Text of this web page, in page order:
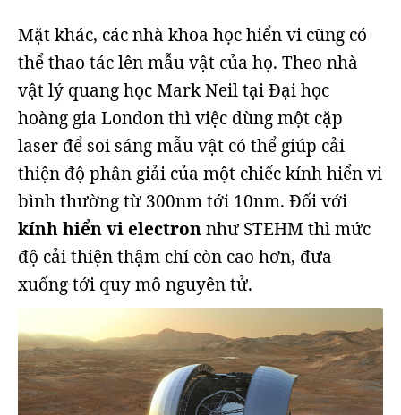
Mặt khác, các nhà khoa học hiển vi cũng có
thể thao tác lên mẫu vật của họ. Theo nhà
vật lý quang học Mark Neil tại Đại học
hoàng gia London thì việc dùng một cặp
laser để soi sáng mẫu vật có thể giúp cải
thiện độ phân giải của một chiếc kính hiển vi
bình thường từ 300nm tới 10nm. Đối với
kính hiển vi electronnhư STEHM thì mức
độ cải thiện thậm chí còn cao hơn, đưa
xuống tới quy mô nguyên tử.